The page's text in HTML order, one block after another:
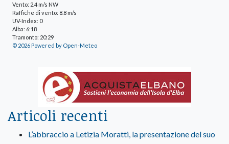
Vento: 2.4 m/s NW
Raffiche di vento: 8.8 m/s
UV-Index: 0
Alba: 6:18
Tramonto: 20:29
© 2026 Powered by Open-Meteo
Articoli recenti
L’abbraccio a Letizia Moratti, la presentazione del suo